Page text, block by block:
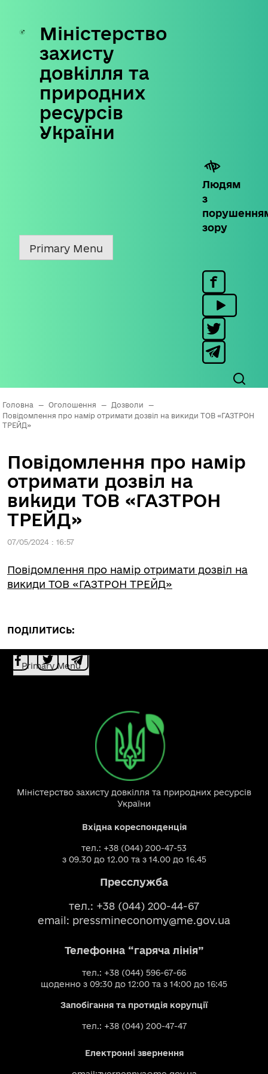
Skip
content
Міністерство
захисту
довкілля та
природних
ресурсів
України
Людям
з
зору
Primary Menu
Головна — Оголошення — Дозволи
—
Повідомлення про намір отримати дозвіл на викиди ТОВ «ГАЗТРОН
ТРЕЙД»
Повідомлення про намір
отримати дозвіл на
викиди ТОВ «ГАЗТРОН
ТРЕЙД»
07/05/2024 : 16:57
Повідомлення про намір отримати дозвіл на
викиди ТОВ «ГАЗТРОН ТРЕЙД»
ПОДІЛИТИСЬ:
Primary Menu
Міністерство захисту довкілля та природних ресурсів
України
Вхідна кореспонденція
тел.: +38 (044) 200-47-53
з 09.30 до 12.00 та з 14.00 до 16.45
Пресслужба
тел.: +38 (044) 200-44-67
email: pressmineconomy@me.gov.ua
Телефонна “гаряча лінія”
тел.: +38 (044) 596-67-66
щоденно з 09:30 до 12:00 та з 14:00 до 16:45
Запобігання та протидія корупції
тел.: +38 (044) 200-47-47
Електронні звернення